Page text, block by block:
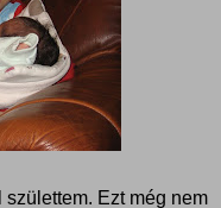
Ezt még nem